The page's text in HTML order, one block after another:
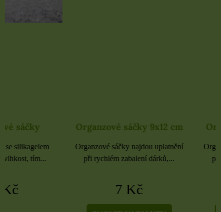
Organzové sáčky 9x12 cm
Organzové sáčky najdou uplatnění
při rychlém zabalení dárků,...
Organzové sáčky
Organzové sáčky najdou
při rychlém zabalení